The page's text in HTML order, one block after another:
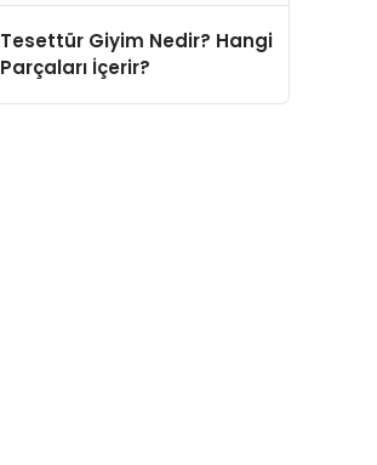
Tesettür Giyim Nedir? Hangi
Parçaları İçerir?